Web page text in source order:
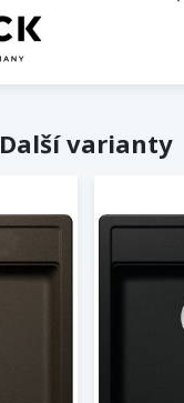
Další varianty